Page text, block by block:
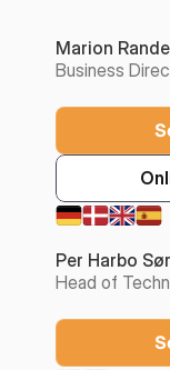
Marion
Business
Per Harbo
Head of